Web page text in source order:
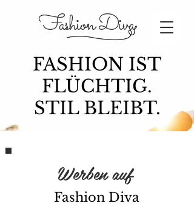
Fashion Diva
FASHION IST
FLÜCHTIG.
STIL BLEIBT.
Werben auf
Fashion Diva